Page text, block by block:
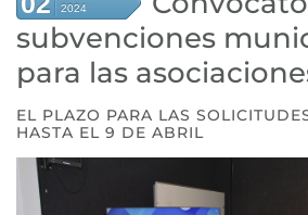
2024
subvenciones
para las
EL PLAZO PARA LAS
HASTA EL 9 DE ABRIL